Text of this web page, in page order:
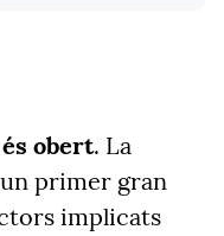
obert. La
primer gran
implicats